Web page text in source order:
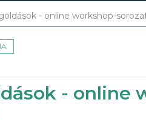
- online workshop-
- online